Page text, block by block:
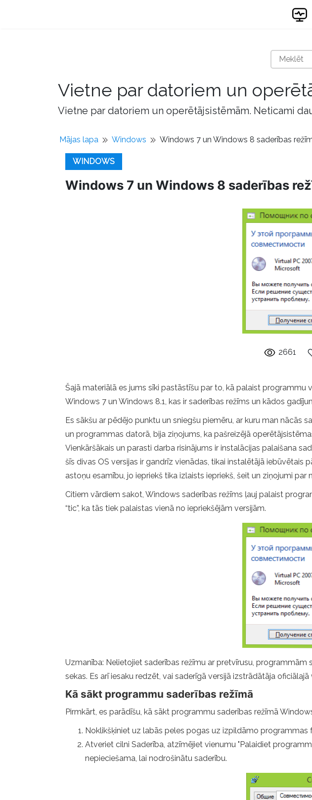
Vietne par datoriem un
Vietne par datoriem un operētājsistēmām. Neticami
Mājas lapa Windows Windows 7 un Windows 8 saderības
WINDOWS
Windows 7 un Windows 8 saderības
2661
Šajā materiālā es jums sīki pastāstīšu par to, kā palaist
Windows 7 un Windows 8.1, kas ir saderības režīms un kādos
Es sākšu ar pēdējo punktu un sniegšu piemēru, ar kuru man nācās
un programmas datorā, bija ziņojums, ka pašreizējā
Vienkāršākais un parasti darba risinājums ir instalācijas palaišana
šīs divas OS versijas ir gandrīz vienādas, tikai instalētājā
astoņu esamību, jo iepriekš tika izlaists iepriekš, šeit un ziņojumi par
Citiem vārdiem sakot, Windows saderības režīms ļauj palaist
“tic”, ka tās tiek palaistas vienā no iepriekšējām versijām.
Uzmanība: Nelietojiet saderības režīmu ar pretvīrusu,
sekas. Es arī iesaku redzēt, vai saderīgā versijā izstrādātāja
Kā sākt programmu saderības režīmā
Pirmkārt, es parādīšu, kā sākt programmu saderības režīmā
Noklikšķiniet uz labās peles pogas uz izpildāmo programmas
Atveriet cilni Saderība, atzīmējiet vienumu "Palaidiet
nepieciešama, lai nodrošinātu saderību.